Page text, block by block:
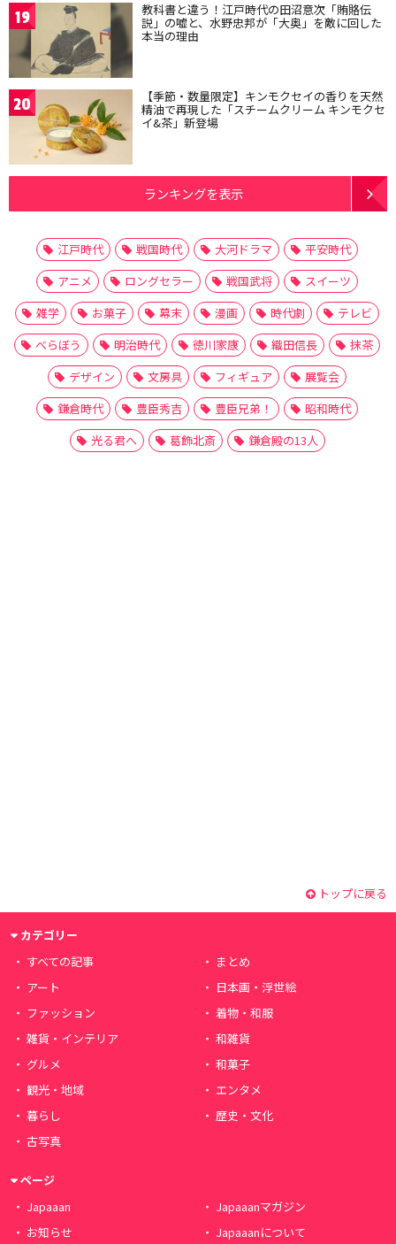
19 教科書と違う！江戸時代の田沼意次「賄賂伝
説」の嘘と、水野忠邦が「大奥」を敵に回した
本当の理由
20 【季節・数量限定】キンモクセイの香りを天然
精油で再現した「スチームクリーム キンモクセ
イ&茶」新登場
ランキングを表示
江戸時代 戦国時代 大河ドラマ
平安時代
アニメ
ロングセラー 戦国武将
スイーツ
雑学
お菓子 幕末 漫画 時代劇
テレビ
べらぼう
明治時代 徳川家康 織田信長
抹茶
デザイン
文房具 フィギュア
展覧会
鎌倉時代
豊臣秀吉 豊臣兄弟！
昭和時代
光る君へ
葛飾北斎 鎌倉殿の13人
トップに戻る
カテゴリー
すべての記事
まとめ
アート
日本画・浮世絵
ファッション
着物・和服
雑貨・インテリア
和雑貨
グルメ
和菓子
観光・地域
エンタメ
暮らし
歴史・文化
古写真
ページ
Japaaan
Japaaanマガジン
お知らせ
Japaaanについて